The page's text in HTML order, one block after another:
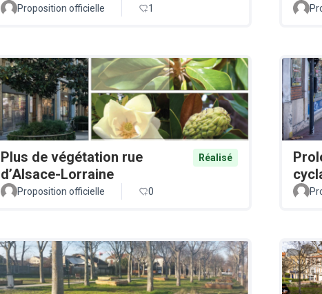
Proposition officielle 1
Plus de végétation rue
d’Alsace-Lorraine
Réalisé
Proposition officielle 0